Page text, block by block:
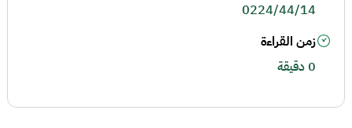
0224/44/14
زمن القراءة
0 دقيقة